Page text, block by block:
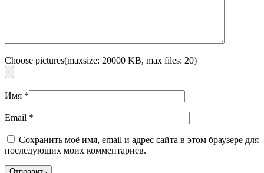
Choose pictures(maxsize: 20000 KB, max files: 20)
Имя *
Email *
Сохранить моё имя, email и адрес сайта в этом браузере для
последующих моих комментариев.